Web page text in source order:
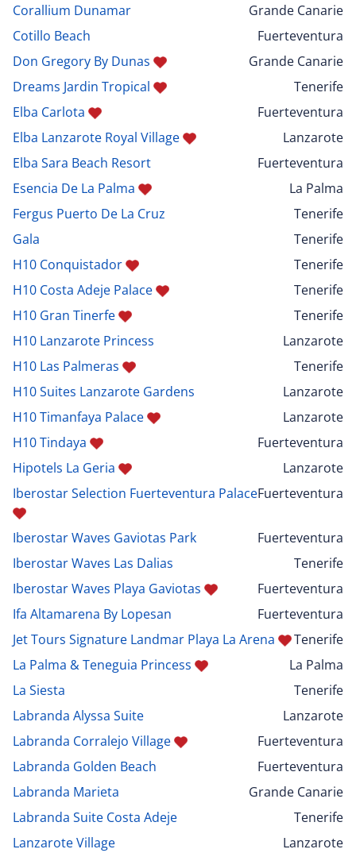
Corallium Dunamar
Grande Canarie
Cotillo Beach
Fuerteventura
Don Gregory By Dunas
Grande Canarie
Dreams Jardin Tropical
Tenerife
Elba Carlota
Fuerteventura
Elba Lanzarote Royal Village
Lanzarote
Elba Sara Beach Resort
Fuerteventura
Esencia De La Palma
La Palma
Fergus Puerto De La Cruz
Tenerife
Gala
Tenerife
H10 Conquistador
Tenerife
H10 Costa Adeje Palace
Tenerife
H10 Gran Tinerfe
Tenerife
H10 Lanzarote Princess
Lanzarote
H10 Las Palmeras
Tenerife
H10 Suites Lanzarote Gardens
Lanzarote
H10 Timanfaya Palace
Lanzarote
H10 Tindaya
Fuerteventura
Hipotels La Geria
Lanzarote
Iberostar Selection Fuerteventura PalaceFuerteventura
Iberostar Waves Gaviotas Park
Fuerteventura
Iberostar Waves Las Dalias
Tenerife
Iberostar Waves Playa Gaviotas
Fuerteventura
Ifa Altamarena By Lopesan
Fuerteventura
Jet Tours Signature Landmar Playa La Arena
Tenerife
La Palma & Teneguia Princess
La Palma
La Siesta
Tenerife
Labranda Alyssa Suite
Lanzarote
Labranda Corralejo Village
Fuerteventura
Labranda Golden Beach
Fuerteventura
Labranda Marieta
Grande Canarie
Labranda Suite Costa Adeje
Tenerife
Lanzarote Village
Lanzarote